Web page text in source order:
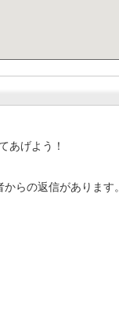
あげよう！
らの返信があります。